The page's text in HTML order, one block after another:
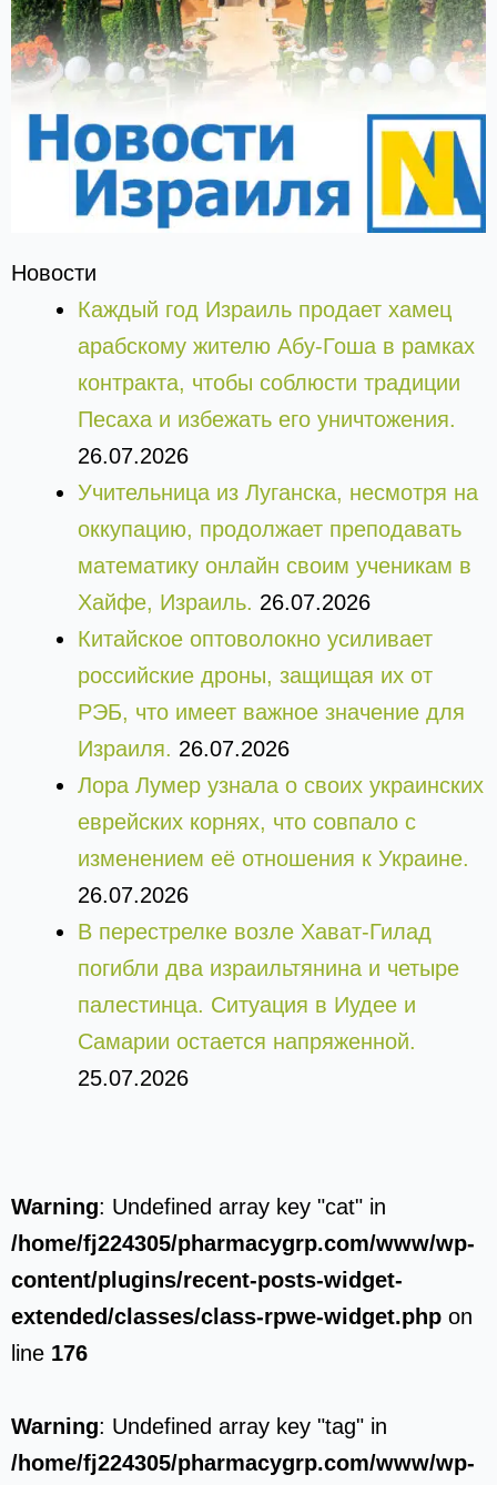
Новости
Каждый год Израиль продает хамец
арабскому жителю Абу-Гоша в рамках
контракта, чтобы соблюсти традиции
Песаха и избежать его уничтожения.
26.07.2026
Учительница из Луганска, несмотря на
оккупацию, продолжает преподавать
математику онлайн своим ученикам в
Хайфе, Израиль. 26.07.2026
Китайское оптоволокно усиливает
российские дроны, защищая их от
РЭБ, что имеет важное значение для
Израиля. 26.07.2026
Лора Лумер узнала о своих украинских
еврейских корнях, что совпало с
изменением её отношения к Украине.
26.07.2026
В перестрелке возле Хават-Гилад
погибли два израильтянина и четыре
палестинца. Ситуация в Иудее и
Самарии остается напряженной.
25.07.2026
Warning: Undefined array key "cat" in
/home/fj224305/pharmacygrp.com/www/wp-
content/plugins/recent-posts-widget-
extended/classes/class-rpwe-widget.php on
line 176
Warning: Undefined array key "tag" in
/home/fj224305/pharmacygrp.com/www/wp-